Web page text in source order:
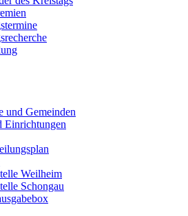
und Gemeinden
Einrichtungen
Weilheim
Schongau